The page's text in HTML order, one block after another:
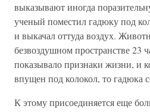
выказывают иногда
ученый поместил гадюку под
и выкачал оттуда воздух.
безвоздушном пространстве 23
показывало признаки жизни, и
впущен под колокол, то гадюка
К этому присоединяется еще